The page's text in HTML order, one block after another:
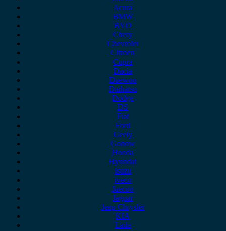
Acura
BMW
BYD
Chery
Chevrolet
Citroen
Cupra
Dacia
Daewoo
Daihatsu
Dodge
DS
Fiat
Ford
Geely
Gonow
Honda
Hyundai
Isuzu
iveco
Jaecoo
Jaguar
Jeep Chrysler
KIA
Lada